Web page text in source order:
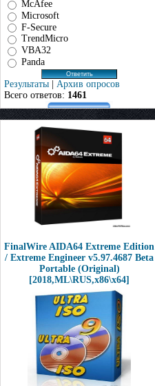
McAfee
Microsoft
F-Secure
TrendMicro
VBA32
Panda
Результаты | Архив опросов
Всего ответов: 1461
FinalWire AIDA64 Extreme Edition
/ Extreme Engineer v5.97.4687 Beta
Portable (Original)
[2018,ML\RUS,x86\x64]